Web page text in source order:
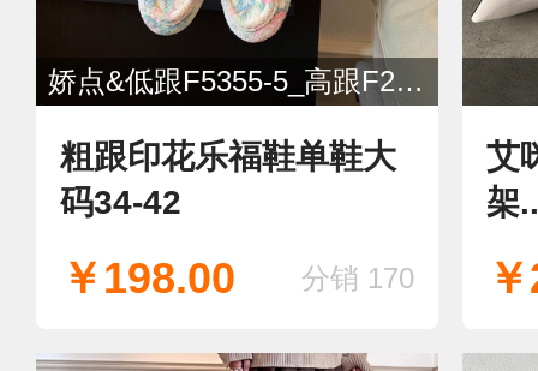
娇点&低跟F5355-5_高跟F2712-3
粗跟印花乐福鞋单鞋大
码34-42
￥198.00 分销 170
艾
架